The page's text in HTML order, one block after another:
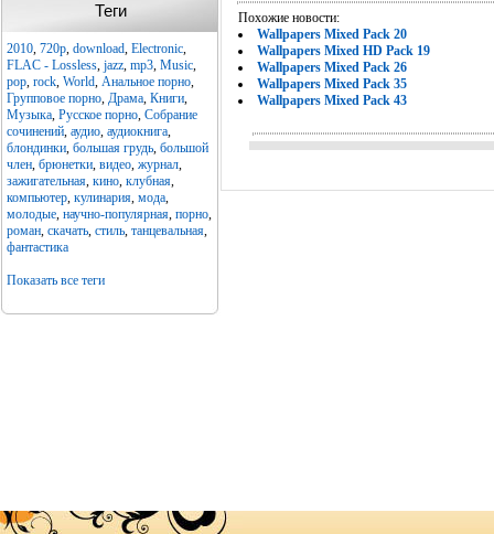
Теги
2010, 720p, download, Electronic,
FLAC - Lossless, jazz, mp3, Music,
pop, rock, World, Анальное порно,
Групповое порно, Драма, Книги,
Музыка, Русское порно, Собрание
сочинений, аудио, аудиокнига,
блондинки, большая грудь, большой
член, брюнетки, видео, журнал,
зажигательная, кино, клубная,
компьютер, кулинария, мода,
молодые, научно-популярная, порно,
роман, скачать, стиль, танцевальная,
фантастика
Показать все теги
Похожие новости:
Wallpapers Mixed Pack 20
Wallpapers Mixed HD Pack 19
Wallpapers Mixed Pack 26
Wallpapers Mixed Pack 35
Wallpapers Mixed Pack 43